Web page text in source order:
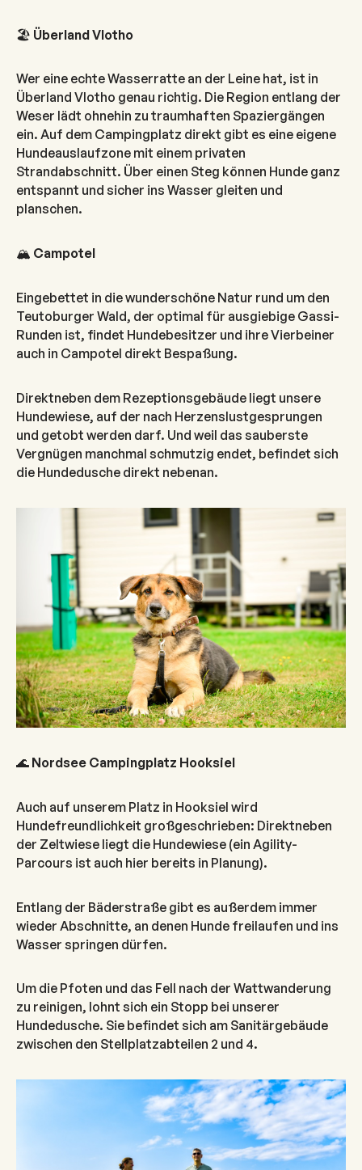
🏖️ Überland Vlotho
Wer eine echte Wasserratte an der Leine hat, ist in
Überland Vlotho genau richtig. Die Region entlang der
Weser lädt ohnehin zu traumhaften Spaziergängen
ein. Auf dem Campingplatz direkt gibt es eine eigene
Hundeauslaufzone mit einem privaten
Strandabschnitt. Über einen Steg können Hunde ganz
entspannt und sicher ins Wasser gleiten und
planschen.
🏔️ Campotel
Eingebettet in die wunderschöne Natur rund um den
Teutoburger Wald, der optimal für ausgiebige Gassi-
Runden ist, findet Hundebesitzer und ihre Vierbeiner
auch in Campotel direkt Bespaßung.
Direktneben dem Rezeptionsgebäude liegt unsere
Hundewiese, auf der nach Herzenslustgesprungen
und getobt werden darf. Und weil das sauberste
Vergnügen manchmal schmutzig endet, befindet sich
die Hundedusche direkt nebenan.
🌊 Nordsee Campingplatz Hooksiel
Auch auf unserem Platz in Hooksiel wird
Hundefreundlichkeit großgeschrieben: Direktneben
der Zeltwiese liegt die Hundewiese (ein Agility-
Parcours ist auch hier bereits in Planung).
Entlang der Bäderstraße gibt es außerdem immer
wieder Abschnitte, an denen Hunde freilaufen und ins
Wasser springen dürfen.
Um die Pfoten und das Fell nach der Wattwanderung
zu reinigen, lohnt sich ein Stopp bei unserer
Hundedusche. Sie befindet sich am Sanitärgebäude
zwischen den Stellplatzabteilen 2 und 4.